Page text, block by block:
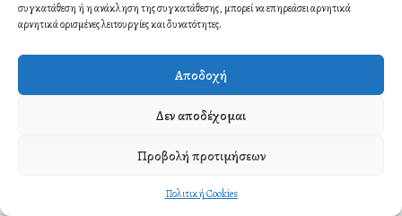
συγκατάθεση ή η ανάκληση της συγκατάθεσης, μπορεί να επηρεάσει αρνητικά
αρνητικά ορισμένες λειτουργίες και δυνατότητες.
Αποδοχή
Δεν αποδέχομαι
Προβολή προτιμήσεων
Πολιτική Cookies